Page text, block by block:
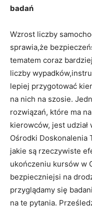
badań
Wzrost liczby
sprawia,że
tematem coraz
liczby
lepiej przygotować
na nich na szosie.
rozwiązań, które ma
kierowców, jest
Ośrodki Doskonalenia
jakie są rzeczywiste
ukończeniu kursów w
bezpieczniejsi na
przyglądamy się
na te pytania.